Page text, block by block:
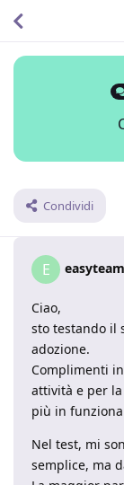
Condividi
E easyteam
Ciao,
sto testando il
adozione.
Complimenti
attività e per
più in
Nel test, mi
semplice, ma